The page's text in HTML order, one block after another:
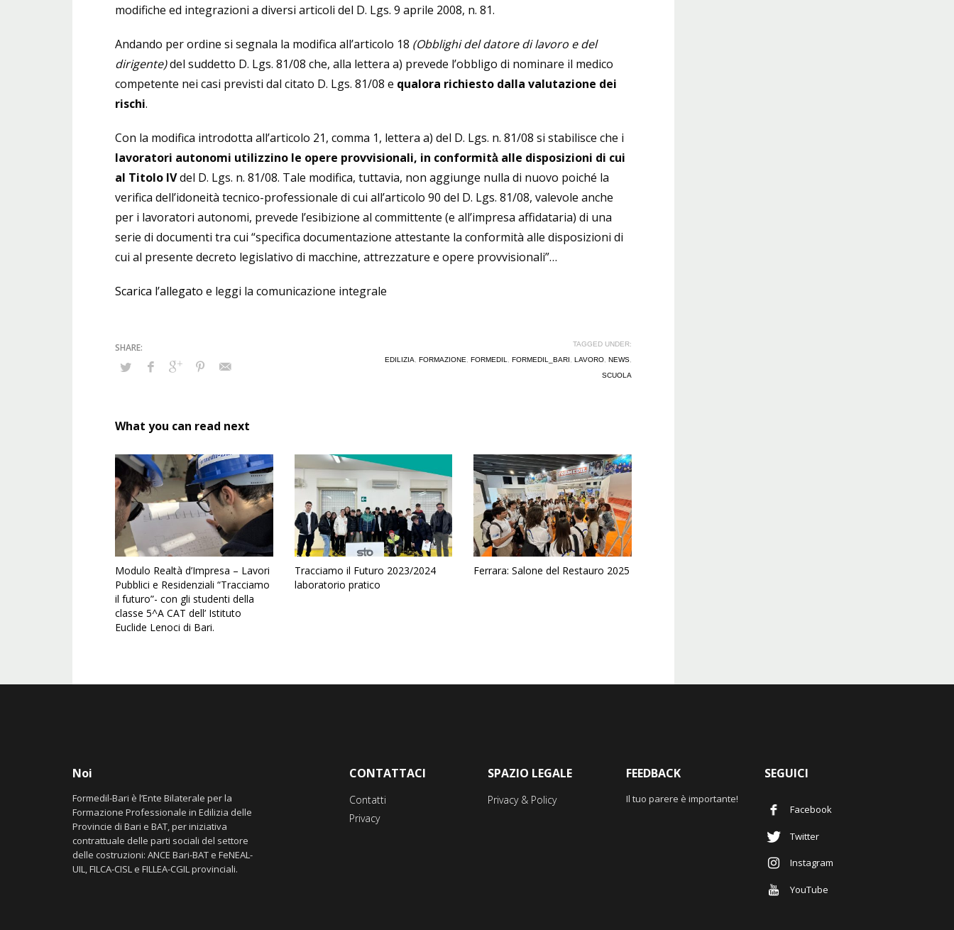
modifiche ed integrazioni a diversi articoli del D. Lgs. 9 aprile 2008, n. 81.
Andando per ordine si segnala la modifica all’articolo 18 (Obblighi del datore di lavoro e del
dirigente)del suddetto D. Lgs. 81/08 che, alla lettera a) prevede l’obbligo di nominare il medico
competente nei casi previsti dal citato D. Lgs. 81/08 e qualora richiesto dalla valutazione dei
rischi.
Con la modifica introdotta all’articolo 21, comma 1, lettera a) del D. Lgs. n. 81/08 si stabilisce che i
lavoratori autonomi utilizzino le opere provvisionali, in conformità̀ alle disposizioni di cui
al Titolo IVdel D. Lgs. n. 81/08. Tale modifica, tuttavia, non aggiunge nulla di nuovo poiché la
verifica dell’idoneità tecnico-professionale di cui all’articolo 90 del D. Lgs. 81/08, valevole anche
per i lavoratori autonomi, prevede l’esibizione al committente (e all’impresa affidataria) di una
serie di documenti tra cui “specifica documentazione attestante la conformità alle disposizioni di
cui al presente decreto legislativo di macchine, attrezzature e opere provvisionali”…
Scarica l’allegato e leggi la comunicazione integrale
TAGGED UNDER:
EDILIZIA
FORMAZIONE FORMEDIL FORMEDIL_BARI LAVORO, NEWS,
SCUOLA
What you can read next
Modulo Realtà d’Impresa – Lavori
Pubblici e Residenziali “Tracciamo
il futuro”- con gli studenti della
classe 5^A CAT dell’ Istituto
Euclide Lenoci di Bari.
Tracciamo il Futuro 2023/2024
laboratorio pratico
Ferrara: Salone del Restauro 2025
Noi
Formedil-Bari è l’Ente Bilaterale per la
Formazione Professionale in Edilizia delle
Provincie di Bari e BAT, per iniziativa
contrattuale delle parti sociali del settore
delle costruzioni: ANCE Bari-BAT e FeNEAL-
UIL, FILCA-CISL e FILLEA-CGIL provinciali.
CONTATTACI
Contatti
Privacy
SPAZIO LEGALE
Privacy & Policy
FEEDBACK
Il tuo parere è importante!
SEGUICI
Facebook
Twitter
Instagram
YouTube